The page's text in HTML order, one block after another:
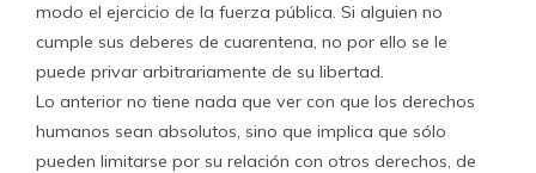
modo el ejercicio de la fuerza pública. Si alguien no
cumple sus deberes de cuarentena, no por ello se le
puede privar arbitrariamente de su libertad.
Lo anterior no tiene nada que ver con que los derechos
humanos sean absolutos, sino que implica que sólo
pueden limitarse por su relación con otros derechos, de